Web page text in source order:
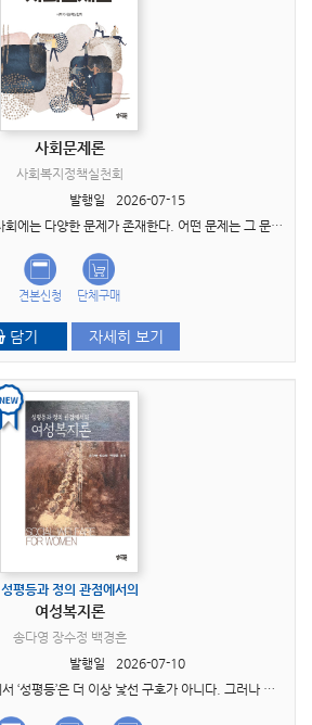
사회문제론
사회복지정책실천회
발행일
2026-07-15
머리말 우리가 살고 있는 사회에는 다양한 문제가 존재한다. 어떤 문제는 그 문제를 경험하고 있는 개인에게만 해당하는 ‘개인적 곤란(private troubles)’으로 간주되기도 하고, 어..
견본신청 단체구매
담기 자세히 보기
성평등과 정의 관점에서의
여성복지론
송다영 장수정 백경흔
발행일
2026-07-10
머리말 오늘날 우리 사회에서 ‘성평등’은 더 이상 낯선 구호가 아니다. 그러나 여전히 많은 이들에게 성평등은 여성이 남성보다 더 많은 혜택을 받는 역차별의 문제로 오해받거나, ..